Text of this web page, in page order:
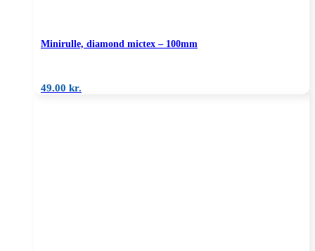
Minirulle, diamond mictex – 100mm
49.00 kr.